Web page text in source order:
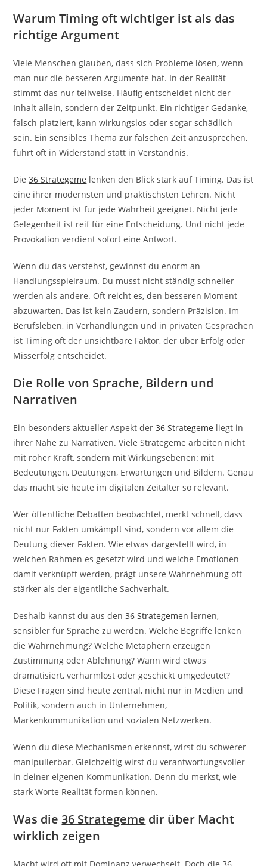
Warum Timing oft wichtiger ist als das
richtige Argument
Viele Menschen glauben, dass sich Probleme lösen, wenn
man nur die besseren Argumente hat. In der Realität
stimmt das nur teilweise. Häufig entscheidet nicht der
Inhalt allein, sondern der Zeitpunkt. Ein richtiger Gedanke,
falsch platziert, kann wirkungslos oder sogar schädlich
sein. Ein sensibles Thema zur falschen Zeit anzusprechen,
führt oft in Widerstand statt in Verständnis.
Die36 Strategeme lenken den Blick stark auf Timing. Das ist
eine ihrer modernsten und praktischsten Lehren. Nicht
jeder Moment ist für jede Wahrheit geeignet. Nicht jede
Gelegenheit ist reif für eine Entscheidung. Und nicht jede
Provokation verdient sofort eine Antwort.
Wenn du das verstehst, gewinnst du enorm an
Handlungsspielraum. Du musst nicht ständig schneller
werden als andere. Oft reicht es, den besseren Moment
abzuwarten. Das ist kein Zaudern, sondern Präzision. Im
Berufsleben, in Verhandlungen und in privaten Gesprächen
ist Timing oft der unsichtbare Faktor, der über Erfolg oder
Misserfolg entscheidet.
Die Rolle von Sprache, Bildern und
Narrativen
Ein besonders aktueller Aspekt der36 Strategeme liegt in
ihrer Nähe zu Narrativen. Viele Strategeme arbeiten nicht
mit roher Kraft, sondern mit Wirkungsebenen: mit
Bedeutungen, Deutungen, Erwartungen und Bildern. Genau
das macht sie heute im digitalen Zeitalter so relevant.
Wer öffentliche Debatten beobachtet, merkt schnell, dass
nicht nur Fakten umkämpft sind, sondern vor allem die
Deutung dieser Fakten. Wie etwas dargestellt wird, in
welchen Rahmen es gesetzt wird und welche Emotionen
damit verknüpft werden, prägt unsere Wahrnehmung oft
stärker als der eigentliche Sachverhalt.
Deshalb kannst du aus den36 Strategemen lernen,
sensibler für Sprache zu werden. Welche Begriffe lenken
die Wahrnehmung? Welche Metaphern erzeugen
Zustimmung oder Ablehnung? Wann wird etwas
dramatisiert, verharmlost oder geschickt umgedeutet?
Diese Fragen sind heute zentral, nicht nur in Medien und
Politik, sondern auch in Unternehmen,
Markenkommunikation und sozialen Netzwerken.
Wenn du diese Mechanismen erkennst, wirst du schwerer
manipulierbar. Gleichzeitig wirst du verantwortungsvoller
in deiner eigenen Kommunikation. Denn du merkst, wie
stark Worte Realität formen können.
Was die36 Strategeme dir über Macht
wirklich zeigen
Macht wird oft mit Dominanz verwechselt. Doch die 36